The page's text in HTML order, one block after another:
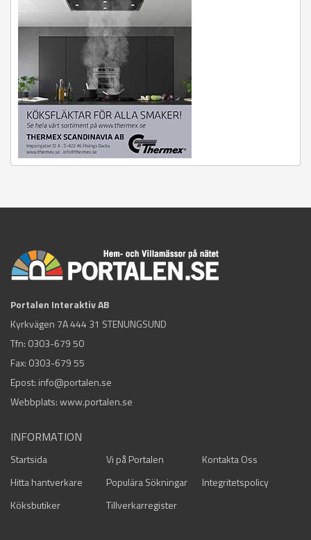
Portalen Interaktiv AB
Kyrkvägen 7A 444 31 STENUNGSUND
Tfn: 0303-679 50
Fax: 0303-679 55
Epost: info@portalen.se
Webbplats: www.portalen.se
INFORMATION
Startsida Vi på Portalen
Kontakta Oss
Hitta hantverkare
Populära Sökningar
Integritetspolicy
Köksbutiker
Tillverkarregister